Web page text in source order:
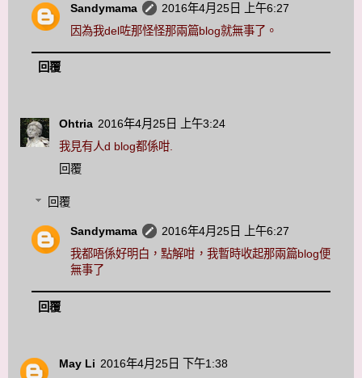
Sandymama
2016年4月25日 上午6:27
因為我del咗那怪怪那兩篇blog就無事了。
回覆
Ohtria 2016年4月25日 上午3:24
我見有人d blog都係咁.
回覆
回覆
Sandymama
2016年4月25日 上午6:27
我都唔係好明白，點解咁，我暫時收起那兩篇blog便
無事了
回覆
May Li 2016年4月25日 下午1:38